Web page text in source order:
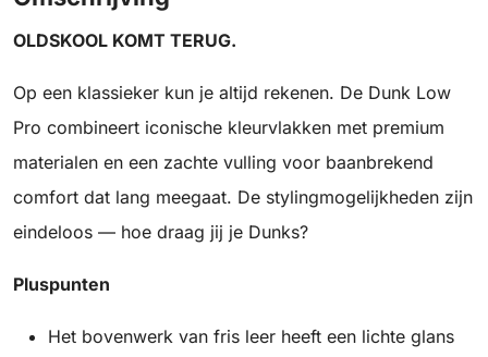
OLDSKOOL KOMT TERUG.
Op een klassieker kun je altijd rekenen. De Dunk Low
Pro combineert iconische kleurvlakken met premium
materialen en een zachte vulling voor baanbrekend
comfort dat lang meegaat. De stylingmogelijkheden zijn
eindeloos — hoe draag jij je Dunks?
Pluspunten
Het bovenwerk van fris leer heeft een lichte glans